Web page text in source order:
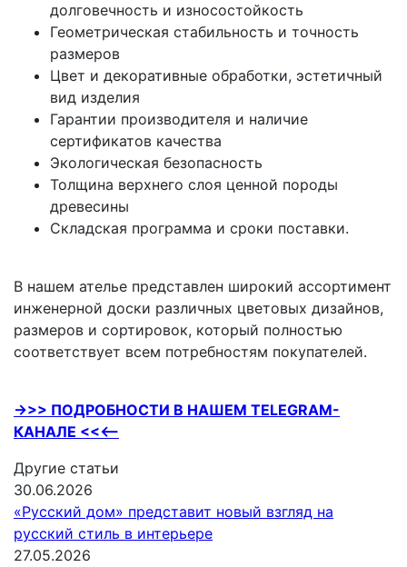
долговечность и износостойкость
Геометрическая стабильность и точность
размеров
Цвет и декоративные обработки, эстетичный
вид изделия
Гарантии производителя и наличие
сертификатов качества
Экологическая безопасность
Толщина верхнего слоя ценной породы
древесины
Складская программа и сроки поставки.
В нашем ателье представлен широкий ассортимент
инженерной доски различных цветовых дизайнов,
размеров и сортировок, который полностью
соответствует всем потребностям покупателей.
->>> ПОДРОБНОСТИ В НАШЕМ TELEGRAM-
КАНАЛЕ <<<—
Другие статьи
30.06.2026
«Русский дом» представит новый взгляд на
русский стиль в интерьере
27.05.2026